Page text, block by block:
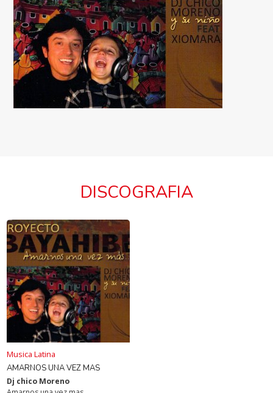
DISCOGRAFIA
Musica Latina
AMARNOS UNA VEZ MAS
Dj chico Moreno